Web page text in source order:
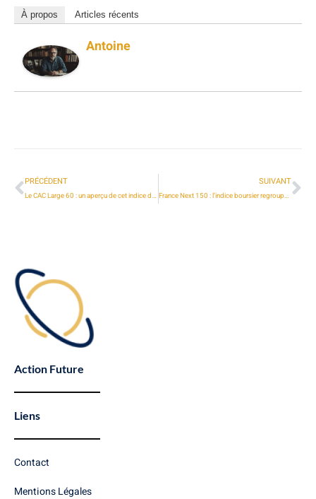
À propos Articles récents
Antoine
PRÉCÉDENT
Le CAC Large 60 : un aperçu de cet indice de la Bourse de Paris
SUIVANT
France Next 150 : l’indice boursier regroupant les 150 grandes entreprises cotées sur Euronext
Action Future
Liens
Contact
Mentions Légales